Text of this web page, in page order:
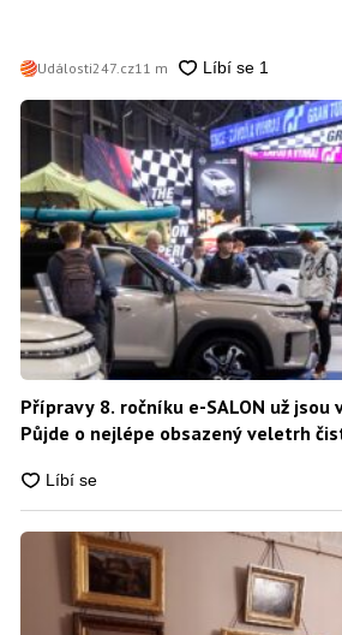
Události247.cz11 m
Přípravy 8. ročníku e-SALON už jsou
Půjde o nejlépe obsazený veletrh